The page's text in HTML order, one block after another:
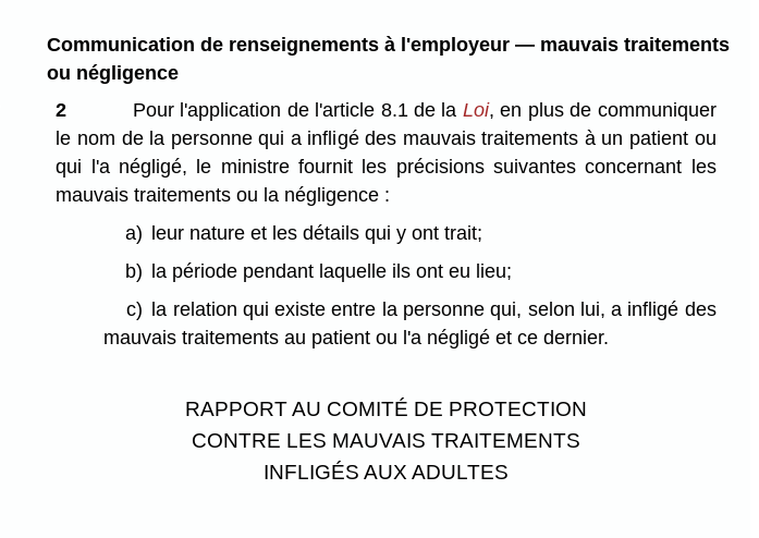
Communication de renseignements à l'employeur — mauvais traitements
ou négligence
2
Pour l'application de l'article 8.1 de la Loi, en plus de communiquer
le nom de la personne qui a infligé des mauvais traitements à un patient ou
qui l'a négligé, le ministre fournit les précisions suivantes concernant les
mauvais traitements ou la négligence :
a)
leur nature et les détails qui y ont trait;
b) la période pendant laquelle ils ont eu lieu;
c) la relation qui existe entre la personne qui, selon lui, a infligé des
mauvais traitements au patient ou l'a négligé et ce dernier.
RAPPORT AU COMITÉ DE PROTECTION
CONTRE LES MAUVAIS TRAITEMENTS
INFLIGÉS AUX ADULTES